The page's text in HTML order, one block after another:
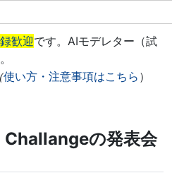
歓迎です。AIモデレター（試
使い方・注意事項はこちら ）
の発表会